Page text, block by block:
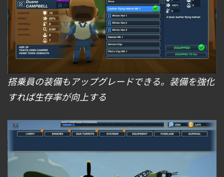
搭乗員の装備もアップグレードできる。装備を強化
すれば生存率が向上する